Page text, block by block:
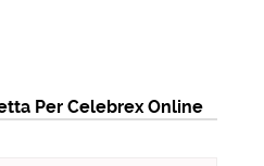
Per Celebrex Online